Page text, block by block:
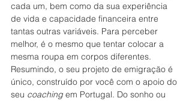
cada um, bem como da sua experiência
de vida e capacidade financeira entre
tantas outras variáveis. Para perceber
melhor, é o mesmo que tentar colocar a
mesma roupa em corpos diferentes.
Resumindo, o seu projeto de emigração é
único, construído por você com o apoio do
seu coaching em Portugal. Do sonho ou